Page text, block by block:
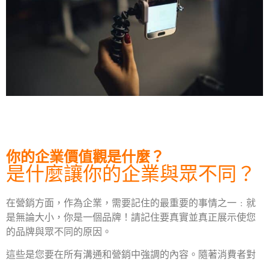
你的企業價值觀是什麼？
是什麼讓你的企業與眾不同？
在營銷方面，作為企業，需要記住的最重要的事情之一﹕就
是無論大小，你是一個品牌！請記住要真實並真正展示使您
的品牌與眾不同的原因。
這些是您要在所有溝通和營銷中強調的內容。隨著消費者對